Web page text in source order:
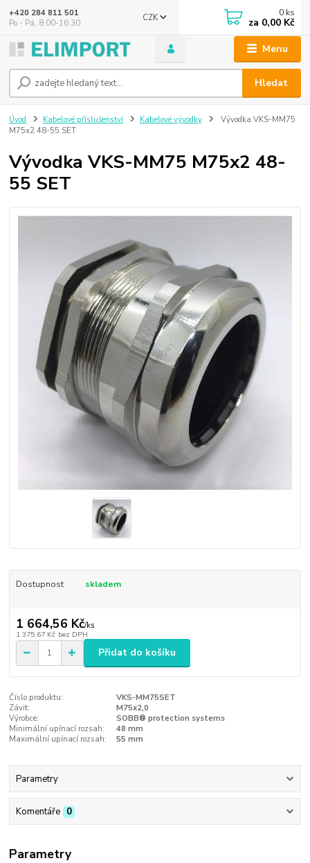
Menu
CZK
Hledat
+420 284 811 501
Po - Pá, 8:00-16:30
0 ks
za 0,00 Kč
Úvod Kabelové příslušenství Kabelové vývodky
Vývodka VKS-MM75
M75x2 48-55 SET
Vývodka VKS-MM75 M75x2 48-
55 SET
Dostupnost skladem
1 664,56 Kč/ks
1 375,67 Kč bez DPH
Přidat do košíku
Číslo produktu:
VKS-MM75SET
Závit:
M75x2,0
Výrobce:
SOBB® protection systems
Minimální upínací rozsah:
48 mm
Maximální upínací rozsah:
55 mm
Parametry
Komentáře 0
Parametry